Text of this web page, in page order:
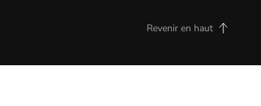
Revenir en haut